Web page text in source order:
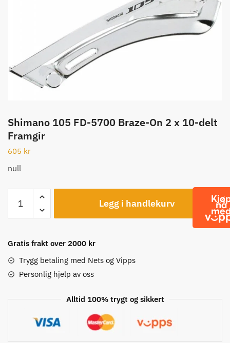
Shimano 105 FD-5700 Braze-On 2 x 10-delt
Framgir
605 kr
null
105
FD-
Braze-
On
x
Framgir
Legg i handlekurv
Gratis frakt over 2000 kr
Trygg betaling med Nets og Vipps
Personlig hjelp av oss
Alltid 100% trygt og sikkert